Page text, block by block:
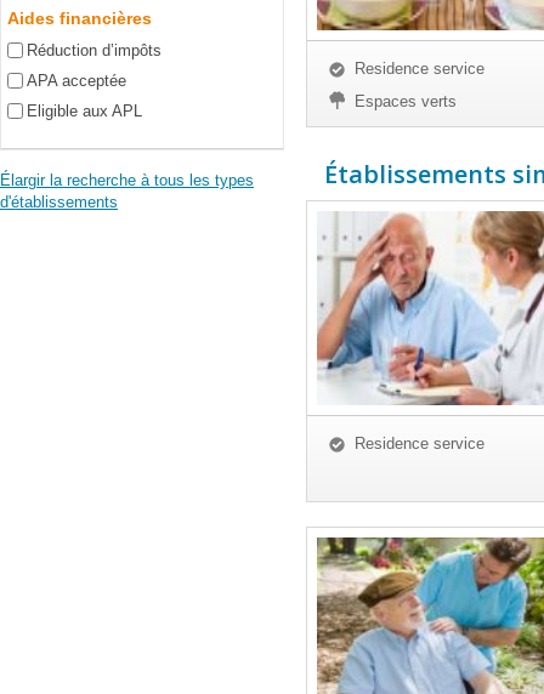
Aides financières
Réduction d’impôts
APA acceptée
Eligible aux APL
Élargir la recherche à tous les types
d'établissements
Residence service
Espaces verts
Établissements
Residence service